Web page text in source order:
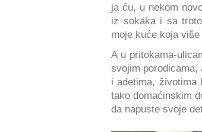
ja ću, u nekom
iz sokaka i sa
moje kuće koja
A u pritokama-
svojim porodicama,
i adetima, životima
tako domaćinskim
da napuste svoje